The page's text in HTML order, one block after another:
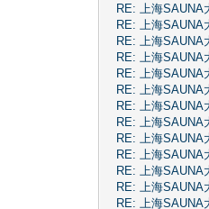
RE: 上海SAUNA
RE: 上海SAUNA
RE: 上海SAUNA
RE: 上海SAUNA
RE: 上海SAUNA
RE: 上海SAUNA
RE: 上海SAUNA
RE: 上海SAUNA
RE: 上海SAUNA
RE: 上海SAUNA
RE: 上海SAUNA
RE: 上海SAUNA
RE: 上海SAUNA